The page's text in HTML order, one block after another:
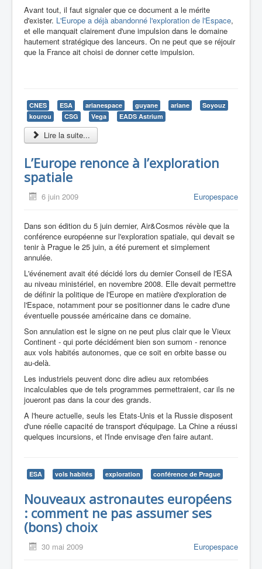
Avant tout, il faut signaler que ce document a le mérite
d'exister. L'Europe a déjà abandonné l'exploration de l'Espace,
et elle manquait clairement d'une impulsion dans le domaine
hautement stratégique des lanceurs. On ne peut que se réjouir
que la France ait choisi de donner cette impulsion.
CNES ESA arianespace guyane ariane
Soyouz
kourou
CSG Vega EADS Astrium
Lire la suite...
L’Europe renonce à l’exploration
spatiale
6 juin 2009 Europespace
Dans son édition du 5 juin dernier, Air&Cosmos révèle que la
conférence européenne sur l'exploration spatiale, qui devait se
tenir à Prague le 25 juin, a été purement et simplement
annulée.
L'événement avait été décidé lors du dernier Conseil de l'ESA
au niveau ministériel, en novembre 2008. Elle devait permettre
de définir la politique de l'Europe en matière d'exploration de
l'Espace, notamment pour se positionner dans le cadre d'une
éventuelle poussée américaine dans ce domaine.
Son annulation est le signe on ne peut plus clair que le Vieux
Continent - qui porte décidément bien son surnom - renonce
aux vols habités autonomes, que ce soit en orbite basse ou
au-delà.
Les industriels peuvent donc dire adieu aux retombées
incalculables que de tels programmes permettraient, car ils ne
joueront pas dans la cour des grands.
A l'heure actuelle, seuls les Etats-Unis et la Russie disposent
d'une réelle capacité de transport d'équipage. La Chine a réussi
quelques incursions, et l'Inde envisage d'en faire autant.
ESA vols habités exploration conférence de Prague
Nouveaux astronautes européens
: comment ne pas assumer ses
(bons) choix
30 mai 2009 Europespace